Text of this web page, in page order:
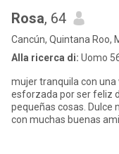
Rosa, 64
Cancún, Quintana Roo,
Alla ricerca di: Uomo
mujer tranquila con una
esforzada por ser feliz
pequeñas cosas. Dulce
con muchas buenas